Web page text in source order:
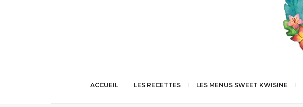
ACCUEIL LES RECETTES LES MENUS SWEET KWISINE